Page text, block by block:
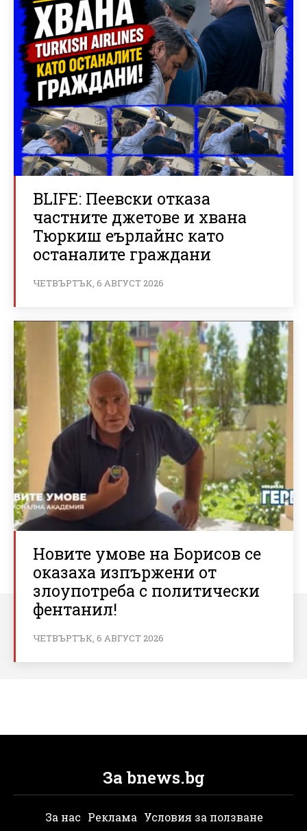
BLIFE: Пеевски отказа
частните джетове и хвана
Тюркиш еърлайнс като
останалите граждани
ЧЕТВЪРТЪК, 6 АВГУСТ 2026
Новите умове на Борисов се
оказаха изпържени от
злоупотреба с политически
фентанил!
ЧЕТВЪРТЪК, 6 АВГУСТ 2026
За bnews.bg
За нас Реклама Условия за ползване